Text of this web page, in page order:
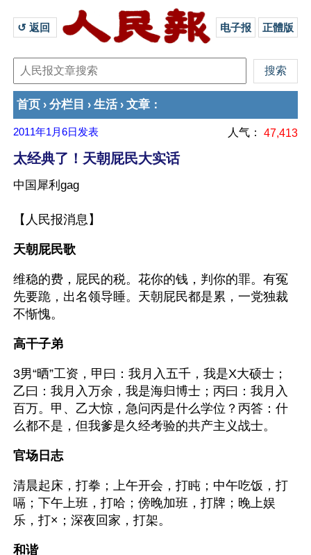
↺ 返回 电子报 正體版
首页 › 分栏目 › 生活 › 文章 ：
2011年1月6日 发表 人气： 47,413
太经典了！天朝屁民大实话
中国犀利gag
【人民报消息】
天朝屁民歌
维稳的费，屁民的税。花你的钱，判你的罪。有冤
先要跪，出名领导睡。天朝屁民都是累，一党独裁
不惭愧。
高干子弟
3男“晒”工资，甲曰：我月入五千，我是X大硕士；
乙曰：我月入万余，我是海归博士；丙曰：我月入
百万。甲、乙大惊，急问丙是什么学位？丙答：什
么都不是，但我爹是久经考验的共产主义战士。
官场日志
清晨起床，打拳；上午开会，打盹；中午吃饭，打
嗝；下午上班，打哈；傍晚加班，打牌；晚上娱
乐，打×；深夜回家，打架。
和谐